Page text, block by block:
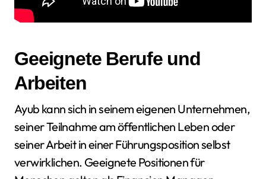
Geeignete Berufe und
Arbeiten
Ayub kann sich in seinem eigenen Unternehmen,
seiner Teilnahme am öffentlichen Leben oder
seiner Arbeit in einer Führungsposition selbst
verwirklichen. Geeignete Positionen für